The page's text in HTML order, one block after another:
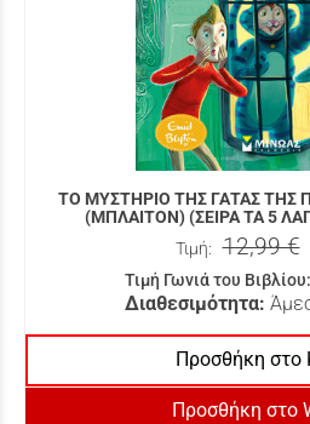
ΤΟ ΜΥΣΤΗΡΙΟ ΤΗΣ ΓΑΤΑΣ ΤΗΣ
(ΜΠΛΑΙΤΟΝ) (ΣΕΙΡΑ ΤΑ 5
Τιμή: 12,99 €
Τιμή Γωνιά του Βιβλίου:
Διαθεσιμότητα:
Προσθήκη στο
Προσθήκη στο